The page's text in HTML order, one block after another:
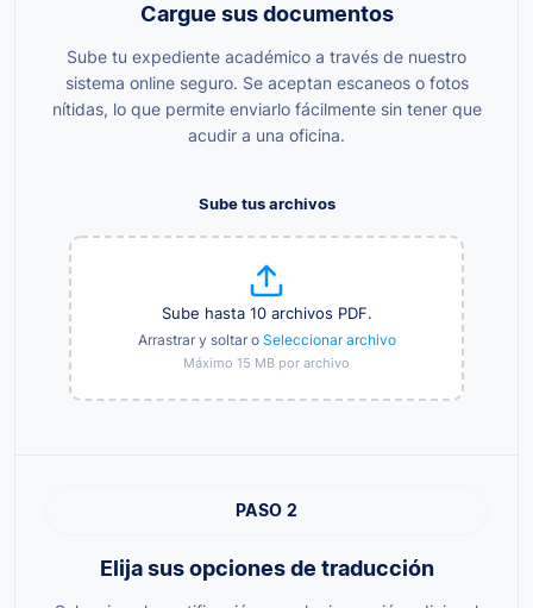
Cargue sus documentos
Sube tu expediente académico a través de nuestro
sistema online seguro. Se aceptan escaneos o fotos
nítidas, lo que permite enviarlo fácilmente sin tener que
acudir a una oficina.
Sube tus archivos
Sube hasta 10 archivos PDF.
Arrastrar y soltar o Seleccionar archivo
Máximo 15 MB por archivo
PASO 2
Elija sus opciones de traducción